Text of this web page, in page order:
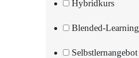
Hybridkurs
Blended-Learning
Selbstlernangebot